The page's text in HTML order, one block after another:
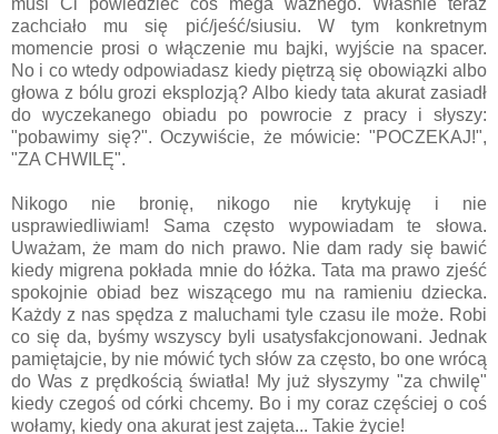
musi Ci powiedzieć coś mega ważnego. Właśnie teraz
zachciało mu się pić/jeść/siusiu. W tym konkretnym
momencie prosi o włączenie mu bajki, wyjście na spacer.
No i co wtedy odpowiadasz kiedy piętrzą się obowiązki albo
głowa z bólu grozi eksplozją? Albo kiedy tata akurat zasiadł
do wyczekanego obiadu po powrocie z pracy i słyszy:
"pobawimy się?". Oczywiście, że mówicie: "POCZEKAJ!",
"ZA CHWILĘ".
Nikogo nie bronię, nikogo nie krytykuję i nie
usprawiedliwiam! Sama często wypowiadam te słowa.
Uważam, że mam do nich prawo. Nie dam rady się bawić
kiedy migrena pokłada mnie do łóżka. Tata ma prawo zjeść
spokojnie obiad bez wiszącego mu na ramieniu dziecka.
Każdy z nas spędza z maluchami tyle czasu ile może. Robi
co się da, byśmy wszyscy byli usatysfakcjonowani. Jednak
pamiętajcie, by nie mówić tych słów za często, bo one wrócą
do Was z prędkością światła! My już słyszymy "za chwilę"
kiedy czegoś od córki chcemy. Bo i my coraz częściej o coś
wołamy, kiedy ona akurat jest zajęta... Takie życie!